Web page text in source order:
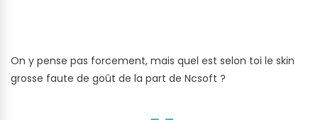
On y pense pas forcement, mais quel est selon toi le skin
grosse faute de goût de la part de Ncsoft ?